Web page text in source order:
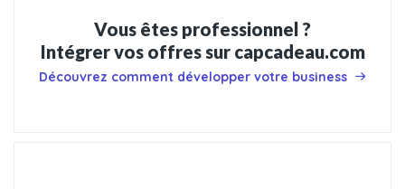
Vous êtes professionnel ?
Intégrer vos offres sur capcadeau.com
Découvrez comment développer votre business